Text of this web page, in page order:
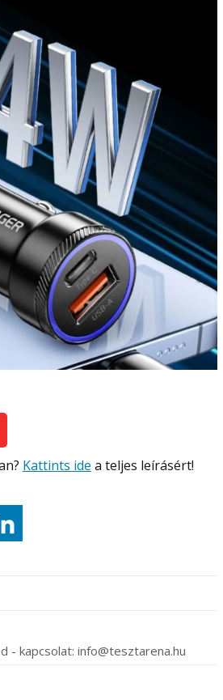
Kattints ide a teljes leírásért!
- kapcsolat: info@tesztarena.hu